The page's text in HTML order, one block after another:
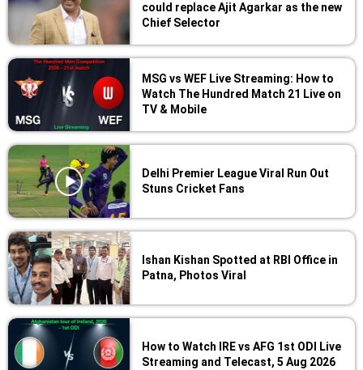
could replace Ajit Agarkar as the new
Chief Selector
MSG vs WEF Live Streaming: How to
Watch The Hundred Match 21 Live on
TV & Mobile
Delhi Premier League Viral Run Out
Stuns Cricket Fans
Ishan Kishan Spotted at RBI Office in
Patna, Photos Viral
How to Watch IRE vs AFG 1st ODI Live
Streaming and Telecast, 5 Aug 2026